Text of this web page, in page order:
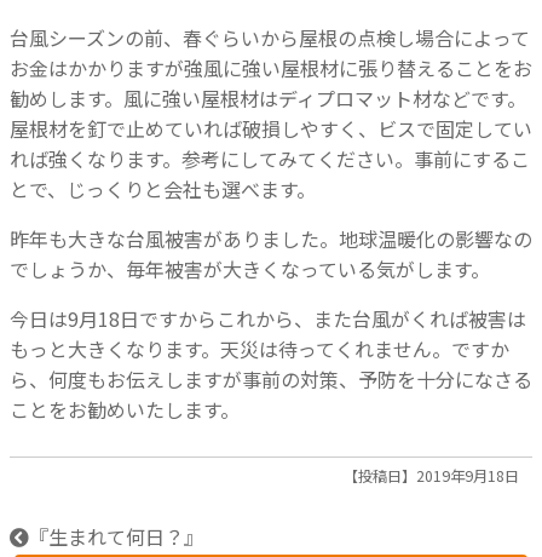
台風シーズンの前、春ぐらいから屋根の点検し場合によって
お金はかかりますが強風に強い屋根材に張り替えることをお
勧めします。風に強い屋根材はディプロマット材などです。
屋根材を釘で止めていれば破損しやすく、ビスで固定してい
れば強くなります。参考にしてみてください。事前にするこ
とで、じっくりと会社も選べます。
昨年も大きな台風被害がありました。地球温暖化の影響なの
でしょうか、毎年被害が大きくなっている気がします。
今日は9月18日ですからこれから、また台風がくれば被害は
もっと大きくなります。天災は待ってくれません。ですか
ら、何度もお伝えしますが事前の対策、予防を十分になさる
ことをお勧めいたします。
【投稿日】2019年9月18日
『生まれて何日？』